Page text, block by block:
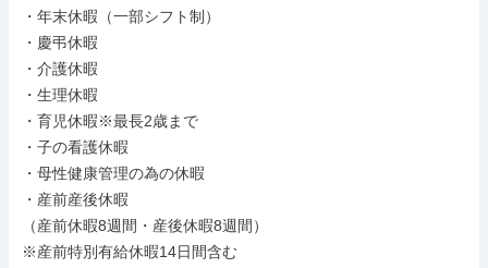
・年末休暇（一部シフト制）
・慶弔休暇
・介護休暇
・生理休暇
・育児休暇※最長2歳まで
・子の看護休暇
・母性健康管理の為の休暇
・産前産後休暇
（産前休暇8週間・産後休暇8週間）
※産前特別有給休暇14日間含む